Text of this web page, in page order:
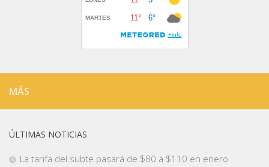
MÁS
ÚLTIMAS NOTICIAS
La tarifa del subte pasará de $80 a $110 en enero